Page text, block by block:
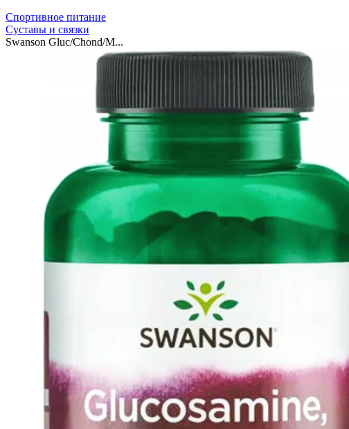
Спортивное питание
Суставы и связки
Swanson Gluc/Chond/M...